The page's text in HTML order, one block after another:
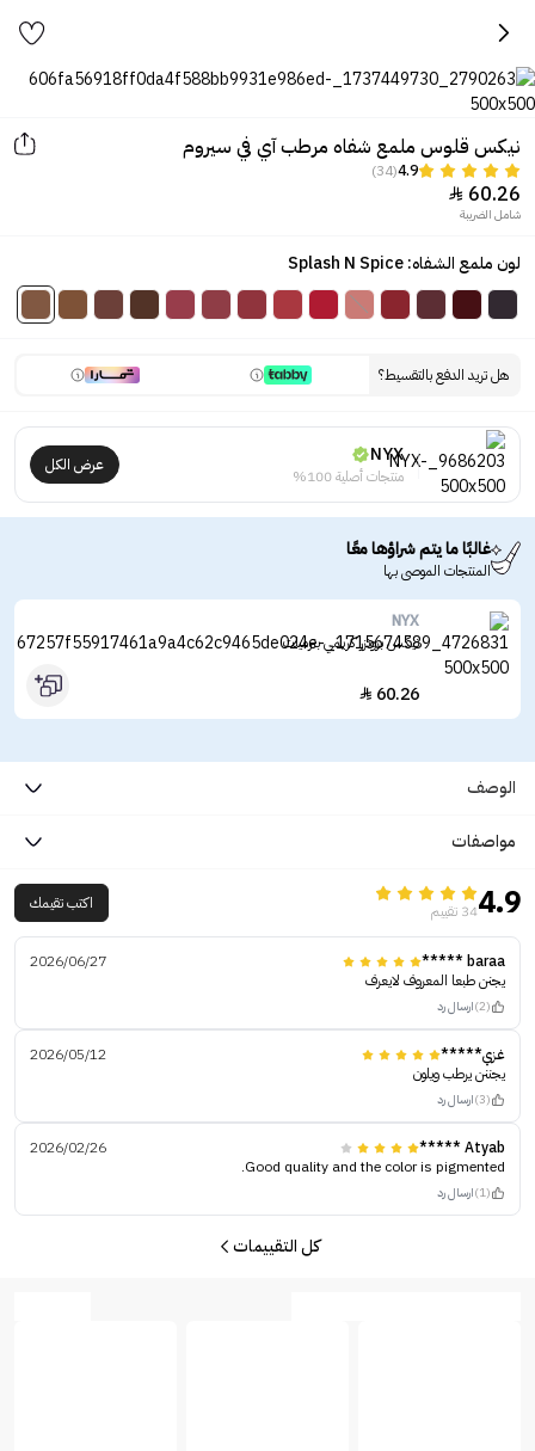
نيكس قلوس ملمع شفاه مرطب آي في سيروم
4.9
(34)
60.26

شامل الضريبة
لون ملمع الشفاه: Splash N Spice
هل تريد الدفع بالتقسيط؟
NYX
منتجات أصلية 100%
عرض الكل
غالبًا ما يتم شراؤها معًا
المنتجات الموصى بها
NYX
نيكس برونزر كريمي بترميلت
60.26

الوصف
مواصفات
4.934 تقييم اكتب تقيمك
baraa *****
2026/06/27
يجنن طبعا المعروف لايعرف
(2) ارسال رد
غزي*****
2026/05/12
يجننن يرطب ويلون
(3) ارسال رد
Atyab *****
2026/02/26
Good quality and the color is pigmented.
(1) ارسال رد
كل التقييمات